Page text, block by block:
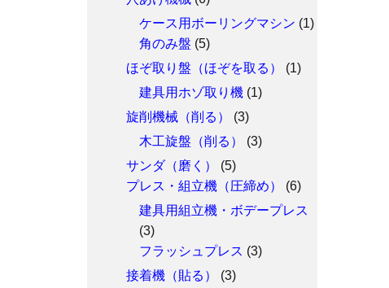
ケース用ボーリングマシン (1)
角のみ盤 (5)
ほぞ取り盤（ほぞを取る）
(1)
建具用ホゾ取り機 (1)
旋削機械（削る）
(3)
木工旋盤（削る）
(3)
サンダ（磨く）
(5)
プレス・組立機（圧締め）
(6)
建具用組立機・ボデープレス
(3)
フラッシュプレス (3)
接着機（貼る）
(3)